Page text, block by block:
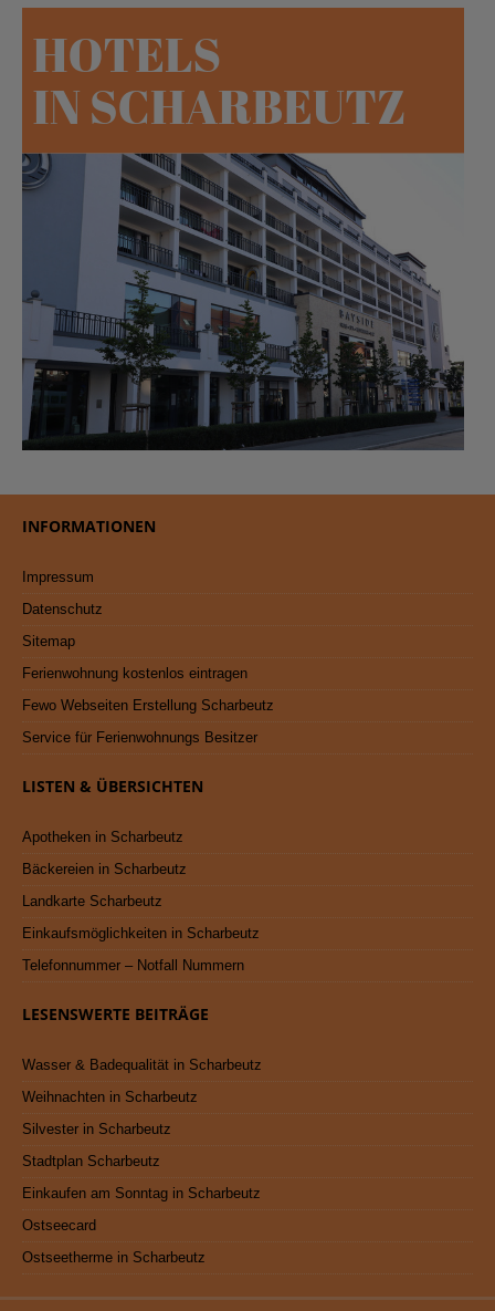
INFORMATIONEN
Impressum
Datenschutz
Sitemap
Ferienwohnung kostenlos eintragen
Fewo Webseiten Erstellung Scharbeutz
Service für Ferienwohnungs Besitzer
LISTEN & ÜBERSICHTEN
Apotheken in Scharbeutz
Bäckereien in Scharbeutz
Landkarte Scharbeutz
Einkaufsmöglichkeiten in Scharbeutz
Telefonnummer – Notfall Nummern
LESENSWERTE BEITRÄGE
Wasser & Badequalität in Scharbeutz
Weihnachten in Scharbeutz
Silvester in Scharbeutz
Stadtplan Scharbeutz
Einkaufen am Sonntag in Scharbeutz
Ostseecard
Ostseetherme in Scharbeutz